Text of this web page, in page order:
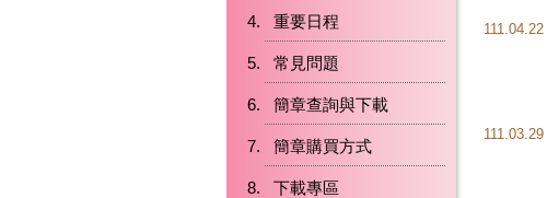
重要日程
常見問題
簡章查詢與下載
簡章購買方式
下載專區
111.04.22
111.03.29